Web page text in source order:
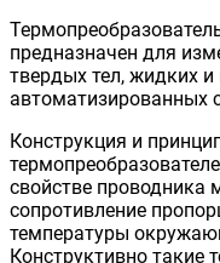
предназначен для
твердых тел, жидких
автоматизированных
Конструкция и
свойстве проводника
сопротивление
температуры
Конструктивно такие